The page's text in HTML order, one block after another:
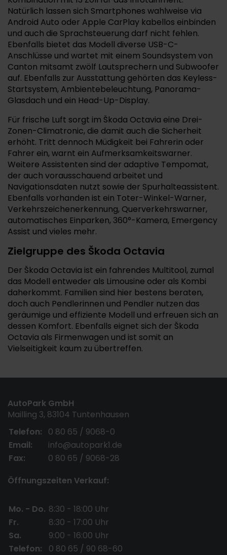
Natürlich lassen sich Smartphones wahlweise via
Android Auto oder Apple CarPlay kabellos einbinden
und auch die Sprachsteuerung darf nicht fehlen.
Ebenfalls bietet das Modell diverse USB-C-
Anschlüsse und wartet mit einem Soundsystem von
Canton mitsamt zwölf Lautsprechern und Subwoofer
auf. Ebenfalls zur Ausstattung gehörten das Keyless-
Startsystem, Ambientebeleuchtung, Panorama-
Glasdach und ein Head-Up-Display.
Für frische Luft sorgt im Škoda Octavia eine Drei-
Zonen-Climatronic, die damit auch die Sicherheit
erhöht. Tritt dennoch Müdigkeit bei Fahrerin oder
Fahrer ein, warnt ein Aufmerksamkeitswarner.
Weitere Assistenten sind der adaptive Tempomat,
der auch vorausschauend arbeitet und
Navigationsdaten nutzt sowie der Spurhalteassistent.
Ebenfalls vorhanden ist ein Toter-Winkel-Warner,
Verkehrszeichenerkennung, Querverkehrswarner,
automatisches Einparken, 360°-Kamera, Emergency
Assist und vieles mehr.
Zielgruppe des Škoda Octavia
Der Škoda Octavia ist ein fahrendes Multitool, zumal
das Modell entweder als Limousine oder als Kombi
daherkommt. Familien sind hier bestens beraten,
doch auch Pendlerinnen und Pendler nutzen das
geräumige und effiziente Modell und erfreuen sich an
dessen Komfort. Ebenfalls eignet sich der Škoda
Octavia als Firmenwagen und ist somit an
Vielseitigkeit kaum zu übertreffen.
AutoPark GmbH
Mailling 3, 83104 Tuntenhausen
Telefon:
0 80 65 / 9068-0
Email:
info@autopark1.de
Fax:
0 80 65 / 9068-28
Öffnungszeiten Verkauf:
Mo. - Do. 8:30 - 18:00 Uhr
Fr.
8:30 - 17:00 Uhr
Sa.
9:00 - 16:00 Uhr
Telefon:
0 80 65 / 90 68-60